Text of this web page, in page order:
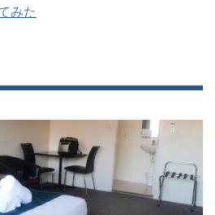
みた